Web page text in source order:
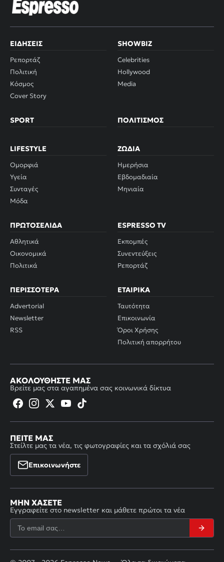
ΕΙΔΉΣΕΙΣ
Ρεπορτάζ
Πολιτική
Κόσμος
Cover Story
SHOWBIZ
Celebrities
Hollywood
Media
SPORT ΠΟΛΙΤΙΣΜΌΣ
LIFESTYLE
Ομορφιά
Υγεία
Συνταγές
Μόδα
ΖΏΔΙΑ
Ημερήσια
Εβδομαδιαία
Μηνιαία
ΠΡΩΤΟΣΈΛΙΔΑ
Αθλητικά
Οικονομικά
Πολιτικά
ESPRESSO TV
Εκπομπές
Συνεντεύξεις
Ρεπορτάζ
ΠΕΡΙΣΣΌΤΕΡΑ
Advertorial
Newsletter
RSS
ΕΤΑΙΡΙΚΆ
Ταυτότητα
Επικοινωνία
Όροι Χρήσης
Πολιτική απορρήτου
ΑΚΟΛΟΥΘΉΣΤΕ ΜΑΣ
Βρείτε μας στα αγαπημένα σας κοινωνικά δίκτυα
ΠΕΊΤΕ ΜΑΣ
Στείλτε μας τα νέα, τις φωτογραφίες και τα σχόλιά σας
Επικοινωνήστε
ΜΗΝ ΧΆΣΕΤΕ
Εγγραφείτε στο newsletter και μάθετε πρώτοι τα νέα